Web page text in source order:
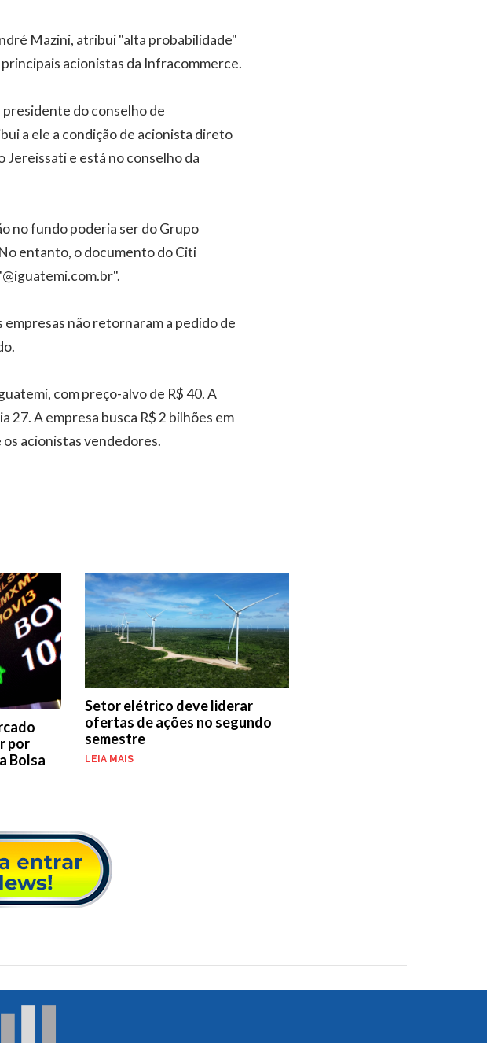
Mazini, atribui "alta probabilidade"
acionistas da Infracommerce.
do conselho de
a ele a condição de acionista direto
Jereissati e está no conselho da
no fundo poderia ser do Grupo
entanto, o documento do Citi
não retornaram a pedido de
com preço-alvo de R$ 40. A
27. A empresa busca R$ 2 bilhões em
acionistas vendedores.
por
Bolsa
Setor elétrico deve liderar
ofertas de ações no segundo
semestre
LEIA MAIS